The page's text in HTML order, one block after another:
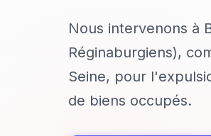
Nous intervenons à
Réginaburgiens),
Seine, pour
de biens occupés.